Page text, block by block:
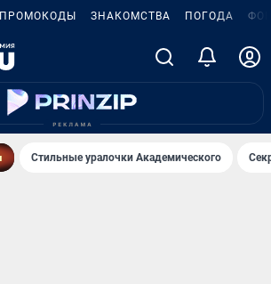
ПРОМОКОДЫ ЗНАКОМСТВА ПОГОДА
Стильные уралочки Академического